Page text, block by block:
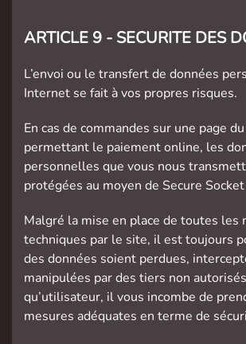
ARTICLE 9 - SECURITE DES
L’envoi ou le transfert de données
Internet se fait à vos propres risques.
En cas de commandes sur une page
permettant le paiement online, les
personnelles que vous nous
protégées au moyen de Secure
Malgré la mise en place de toutes les
techniques par le site, il est toujours
des données soient perdues,
manipulées par des tiers non
qu’utilisateur, il vous incombe de
mesures adéquates en terme de